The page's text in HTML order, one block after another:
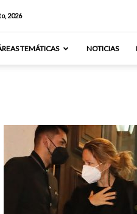
2026
TEMÁTICAS NOTICIAS